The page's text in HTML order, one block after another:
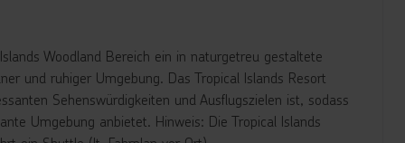
Woodland Bereich ein in naturgetreu gestaltete
und ruhiger Umgebung. Das Tropical Islands Resort
Sehenswürdigkeiten und Ausflugszielen ist, sodass
Umgebung anbietet. Hinweis: Die Tropical Islands